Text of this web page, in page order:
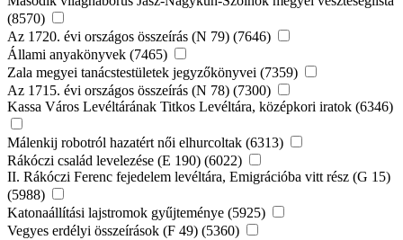
(8570)
Az 1720. évi országos összeírás (N 79) (7646)
Állami anyakönyvek (7465)
Zala megyei tanácstestületek jegyzőkönyvei (7359)
Az 1715. évi országos összeírás (N 78) (7300)
Kassa Város Levéltárának Titkos Levéltára, középkori iratok (6346)
Málenkij robotról hazatért női elhurcoltak (6313)
Rákóczi család levelezése (E 190) (6022)
II. Rákóczi Ferenc fejedelem levéltára, Emigrációba vitt rész (G 15)
(5988)
Katonaállítási lajstromok gyűjteménye (5925)
Vegyes erdélyi összeírások (F 49) (5360)